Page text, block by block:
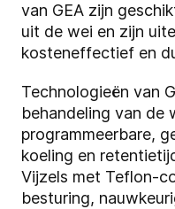
van GEA zijn
uit de wei en zijn
kosteneffectief en
Technologieën van
behandeling van de
programmeerbare,
koeling en
Vijzels met Teflon-
besturing,